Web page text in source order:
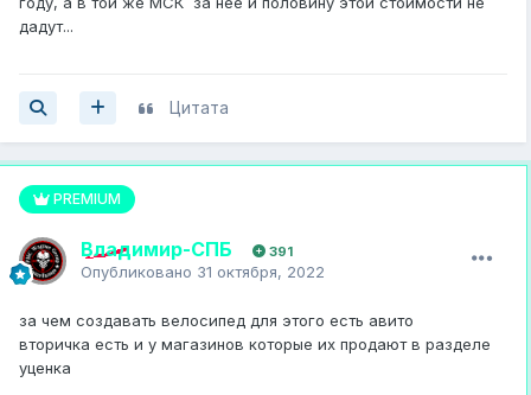
дадут...
Цитата
PREMIUM
Владимир-СПБ 391
Опубликовано 31 октября, 2022
за чем создавать велосипед для этого есть авито
вторичка есть и у магазинов которые их продают в разделе
уценка